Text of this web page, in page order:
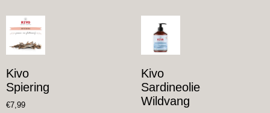
Kivo
Spiering
€7,99
Kivo
Sardineolie
Wildvang